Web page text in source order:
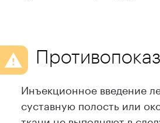
Инъекционное введение
суставную полость или